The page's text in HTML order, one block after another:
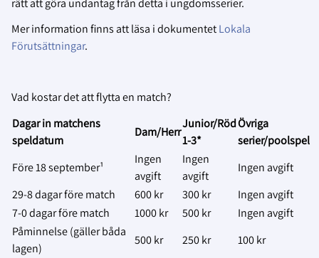
rätt att göra undantag från detta i ungdomsserier.
Mer information finns att läsa i dokumentetLokala
Förutsättningar.
Vad kostar det att flytta en match?
Dagar in matchens
speldatum
Dam/Herr
Junior/Röd
1-3*
Övriga
serier/poolspel
Före 18 september¹
Ingen
avgift
Ingen
avgift
Ingen avgift
29-8 dagar före match
600 kr 300 kr
Ingen avgift
7-0 dagar före match
1000 kr 500 kr
Ingen avgift
Påminnelse (gäller båda
lagen)
500 kr 250 kr
100 kr